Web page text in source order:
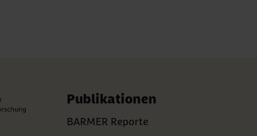
Publikationen
BARMER Reporte